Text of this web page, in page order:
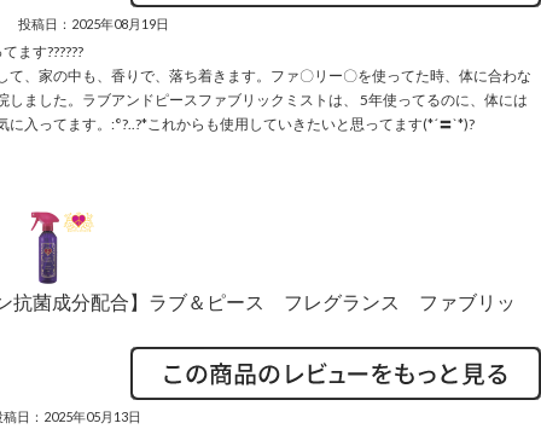
投稿日：2025年08月19日
ます??????
て、家の中も、香りで、落ち着きます。ファ〇リー〇を使ってた時、体に合わな
しました。ラブアンドピースファブリックミストは、 5年使ってるのに、体には
入ってます。:°?..?*これからも使用していきたいと思ってます(*´〓`*)?
抗菌成分配合】ラブ＆ピース フレグランス ファブリッ
稿日：2025年05月13日